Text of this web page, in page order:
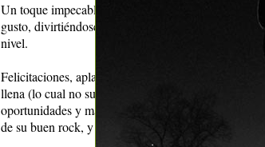
Un toque impecable, con muy buen sonido, con los
gusto, divirtiéndose entre ellos y con el público pero
nivel.
Felicitaciones, aplausos y más aplausos para esta
llena (lo cual no sucedió, seguramente por el clima,
oportunidades y mayor difusión de la que ya tienen,
de su buen rock, y hacerle definitivamente honor a